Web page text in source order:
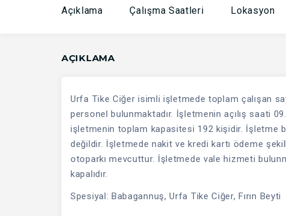
Açıklama Çalışma Saatleri Lokasyon
AÇIKLAMA
Urfa Tike Ciğer isimli işletmede toplam çalışan
personel bulunmaktadır. İşletmenin açılış saati
işletmenin toplam kapasitesi 192 kişidir. İşletme
değildir. İşletmede nakit ve kredi kartı ödeme
otoparkı mevcuttur. İşletmede vale hizmeti
kapalıdır.
Spesiyal: Babagannuş, Urfa Tike Ciğer, Fırın Beyti